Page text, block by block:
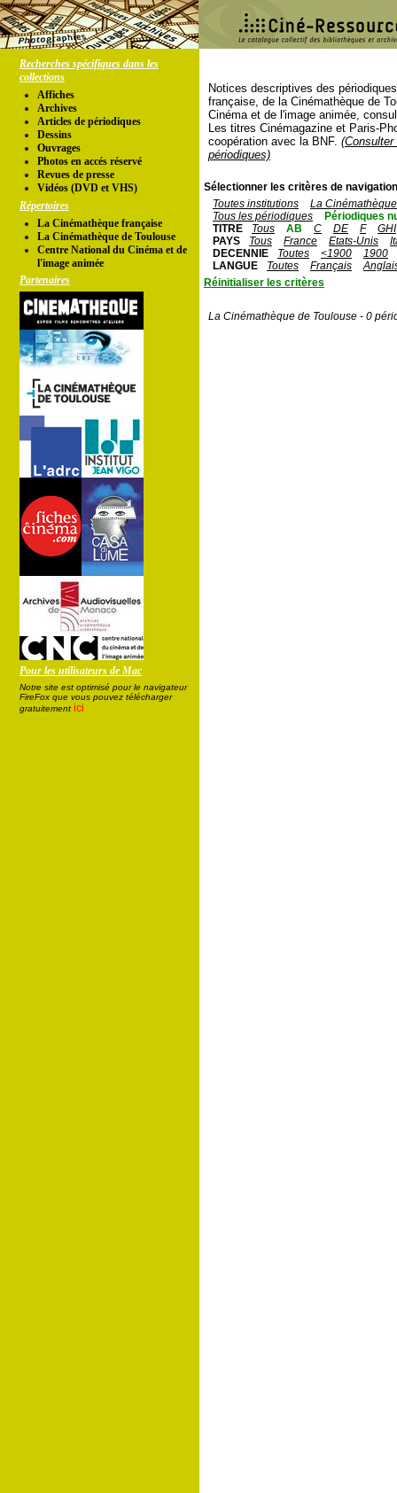
Recherches spécifiques dans les
collections
Affiches
Archives
Articles de périodiques
Dessins
Ouvrages
Photos en accés réservé
Revues de presse
Vidéos (DVD et VHS)
Répertoires
La Cinémathèque française
La Cinémathèque de Toulouse
Centre National du Cinéma et de
l'image animée
Partenaires
Pour les utilisateurs de Mac
Notre site est optimisé pour le navigateur
FireFox que vous pouvez télécharger
gratuitement ici
Notices descriptives des
française, de la Cinémathèque de
Cinéma et de l'image animée,
Les titres Cinémagazine et Paris-
coopération avec la BNF.
périodiques)
Sélectionner les critères de
Toutes institutions
La
Tous les périodiques
Périodiques
TITRE
Tous AB C DE F
GHI
PAYS
Tous France Etats-Unis
DECENNIE
Toutes <1900
1900
LANGUE
Toutes Français
Réinitialiser les critères
La Cinémathèque de Toulouse - 0